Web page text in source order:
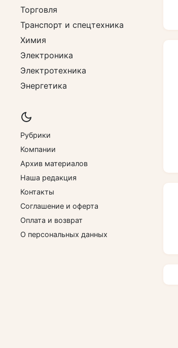
Торговля
Транспорт и спецтехника
Химия
Электроника
Электротехника
Энергетика
Рубрики
Компании
Архив материалов
Наша редакция
Контакты
Соглашение и оферта
Оплата и возврат
О персональных данных